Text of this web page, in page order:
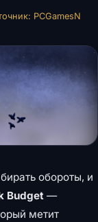
PCGamesN
обороты, и
Budget —
метит